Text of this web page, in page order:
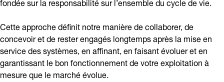
Cette approche définit notre manière de collaborer, de
concevoir et de rester engagés longtemps après la mise en
service des systèmes, en affinant, en faisant évoluer et en
garantissant le bon fonctionnement de votre exploitation à
mesure que le marché évolue.